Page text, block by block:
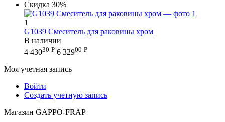
Скидка 30%
1
G1039 Смеситель для раковины хром
В наличии
4 43030 Р 6 32900 Р
Моя учетная запись
Войти
Создать учетную запись
Магазин GAPPO-FRAP